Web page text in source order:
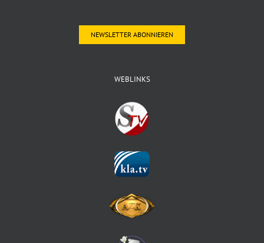
NEWSLETTER ABONNIEREN
WEBLINKS